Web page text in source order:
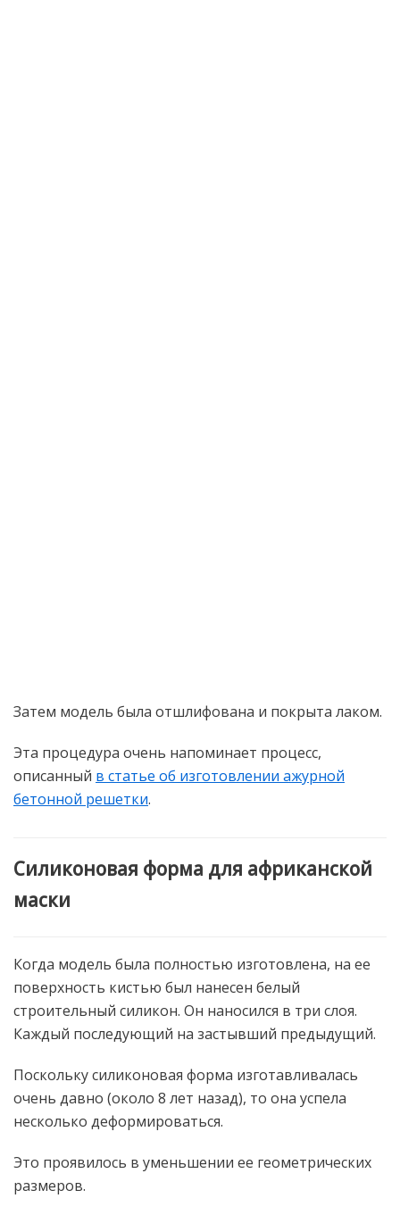
Затем модель была отшлифована и покрыта лаком.
Эта процедура очень напоминает процесс,
описанный в статье об изготовлении ажурной
бетонной решетки.
Силиконовая форма для африканской
маски
Когда модель была полностью изготовлена, на ее
поверхность кистью был нанесен белый
строительный силикон. Он наносился в три слоя.
Каждый последующий на застывший предыдущий.
Поскольку силиконовая форма изготавливалась
очень давно (около 8 лет назад), то она успела
несколько деформироваться.
Это проявилось в уменьшении ее геометрических
размеров.